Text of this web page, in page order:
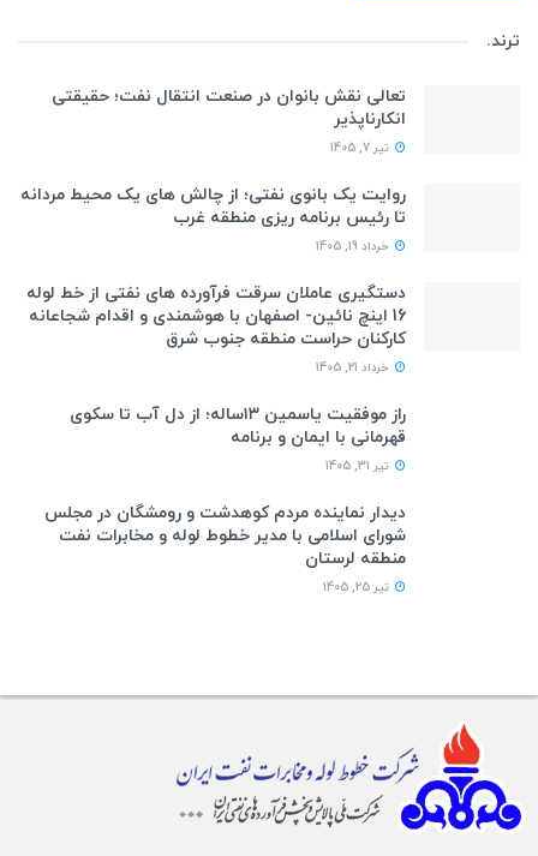
ترند.
تعالی نقش بانوان در صنعت انتقال نفت؛ حقیقتی
انکارناپذیر
تیر 7, 1405
روایت یک بانوی نفتی؛ از چالش های یک محیط مردانه
تا رئیس برنامه ریزی منطقه غرب
خرداد 19, 1405
دستگیری عاملان سرقت فرآورده های نفتی از خط لوله
16 اینچ نائین- اصفهان با هوشمندی و اقدام شجاعانه
کارکنان حراست منطقه جنوب شرق
خرداد 21, 1405
راز موفقیت یاسمین ۱۳ساله؛ از دل آب تا سکوی
قهرمانی با ایمان و برنامه
تیر 31, 1405
دیدار نماینده مردم کوهدشت و رومشگان در مجلس
شورای اسلامی با مدیر خطوط لوله و مخابرات نفت
منطقه لرستان
تیر 25, 1405